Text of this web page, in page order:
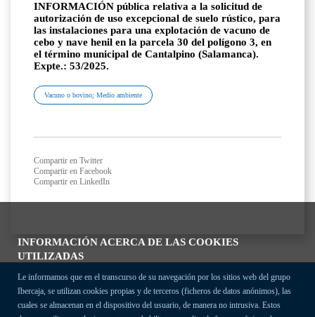
INFORMACIÓN ACERCA DE LAS COOKIES
UTILIZADAS
Le informamos que en el transcurso de su navegación por los sitios web del grupo
Ibercaja, se utilizan cookies propias y de terceros (ficheros de datos anónimos), las
cuales se almacenan en el dispositivo del usuario, de manera no intrusiva. Estos
INFORMACIÓN pública relativa a la solicitud de
autorización de uso excepcional de suelo rústico, para
las instalaciones para una explotación de vacuno de
cebo y nave henil en la parcela 30 del polígono 3, en
el término municipal de Cantalpino (Salamanca).
Expte.: 53/2025.
Vacuno o bovino; Medio ambiente
Compartir en Twitter
Compartir en Facebook
Compartir en LinkedIn